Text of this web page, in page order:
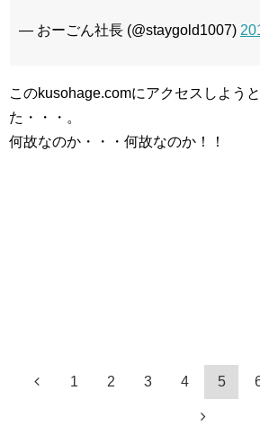
— おーごん社長 (@staygold1007)
このkusohage.comにアクセスしよう
た・・・。
何故なのか・・・何故なのか！！
1 2 3 4 5